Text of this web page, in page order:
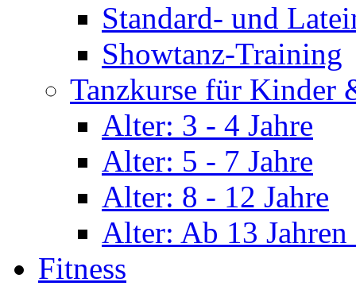
Standard- und
Showtanz-Training
Tanzkurse für Kinder
Alter: 3 - 4 Jahre
Alter: 5 - 7 Jahre
Alter: 8 - 12 Jahre
Alter: Ab 13
Fitness